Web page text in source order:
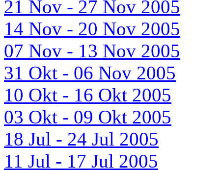
21 Nov - 27 Nov 2005
14 Nov - 20 Nov 2005
07 Nov - 13 Nov 2005
31 Okt - 06 Nov 2005
10 Okt - 16 Okt 2005
03 Okt - 09 Okt 2005
18 Jul - 24 Jul 2005
11 Jul - 17 Jul 2005